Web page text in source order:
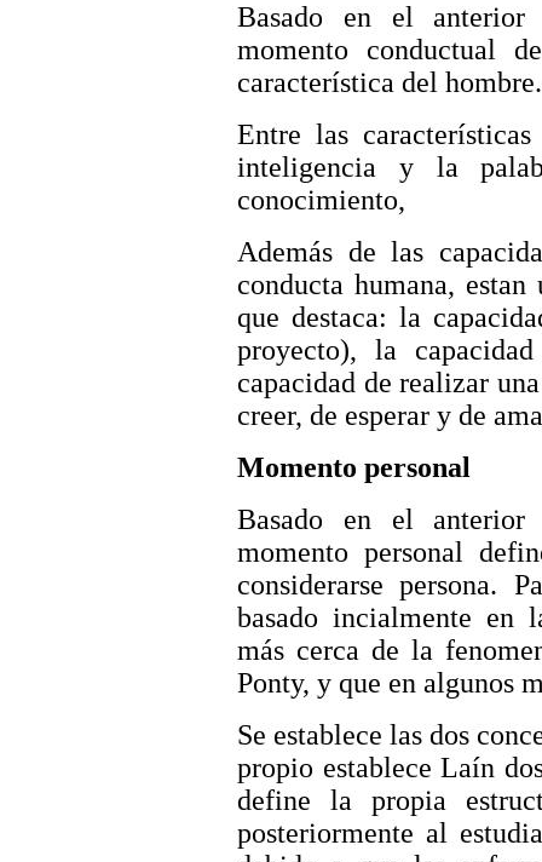
Basado en el
momento conductual
característica del hombre.
Entre las
inteligencia y la
conocimiento,
Además de las
conducta humana,
que destaca: la
proyecto), la
capacidad de realizar
creer, de esperar y de
Momento personal
Basado en el
momento personal
considerarse persona.
basado incialmente en
más cerca de la
Ponty, y que en algunos
Se establece las dos
propio establece Laín
define la propia
posteriormente al